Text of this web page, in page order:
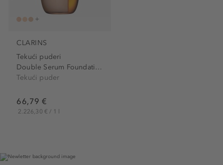
CLARINS
Tekući puderi
Double Serum Foundation
Tekući puder
66,79 €
2.226,30 € / 1 l